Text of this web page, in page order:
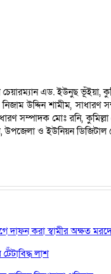
এড. ইউনুছ ভূঁইয়া,
উদ্দিন শামীম,
সম্পাদক মোঃ রনি,
উপজেলা ও ইউনিয়ন
দাফন করা স্বামীর অক্ষত
লাশ